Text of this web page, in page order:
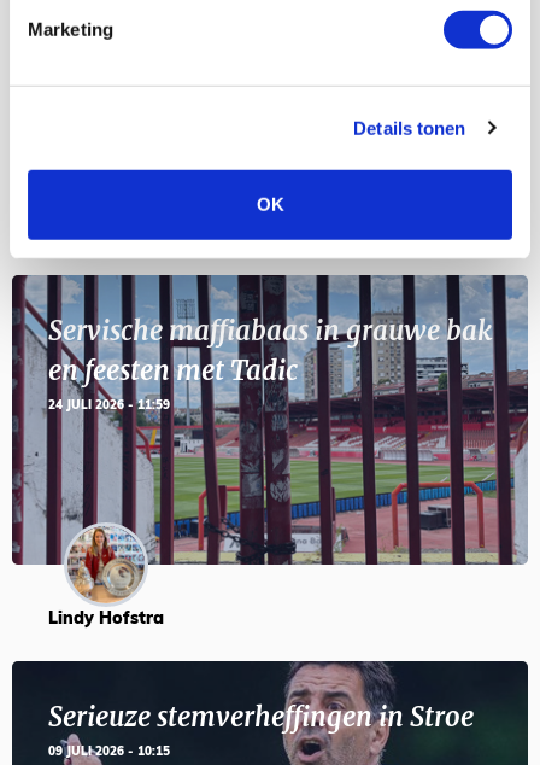
Marketing
Details tonen
OK
AUG
11
Servische maffiabaas in grauwe bak
en feesten met Tadic
24 JULI 2026 - 11:59
Lindy Hofstra
Serieuze stemverheffingen in Stroe
09 JULI 2026 - 10:15